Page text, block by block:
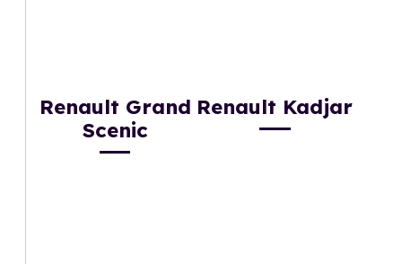
Renault Grand
Scenic
Renault Kadjar